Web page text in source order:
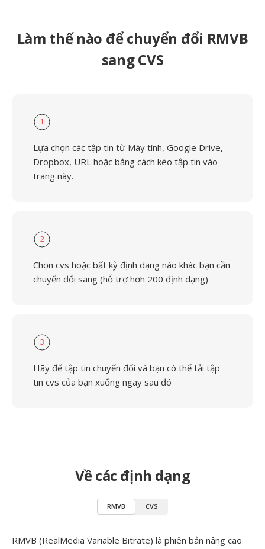
Làm thế nào để chuyển đổi RMVB
sang CVS
1
Lựa chọn các tập tin từ Máy tính, Google Drive,
Dropbox, URL hoặc bằng cách kéo tập tin vào
trang này.
2
Chọn cvs hoặc bất kỳ định dạng nào khác bạn cần
chuyển đổi sang (hỗ trợ hơn 200 định dạng)
3
Hãy để tập tin chuyển đổi và bạn có thể tải tập
tin cvs của bạn xuống ngay sau đó
Về các định dạng
RMVB CVS
RMVB (RealMedia Variable Bitrate) là phiên bản nâng cao